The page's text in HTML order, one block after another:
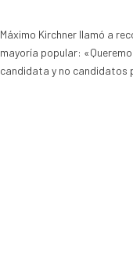
Máximo Kirchner llamó a
mayoría popular:
candidata y no candidatos